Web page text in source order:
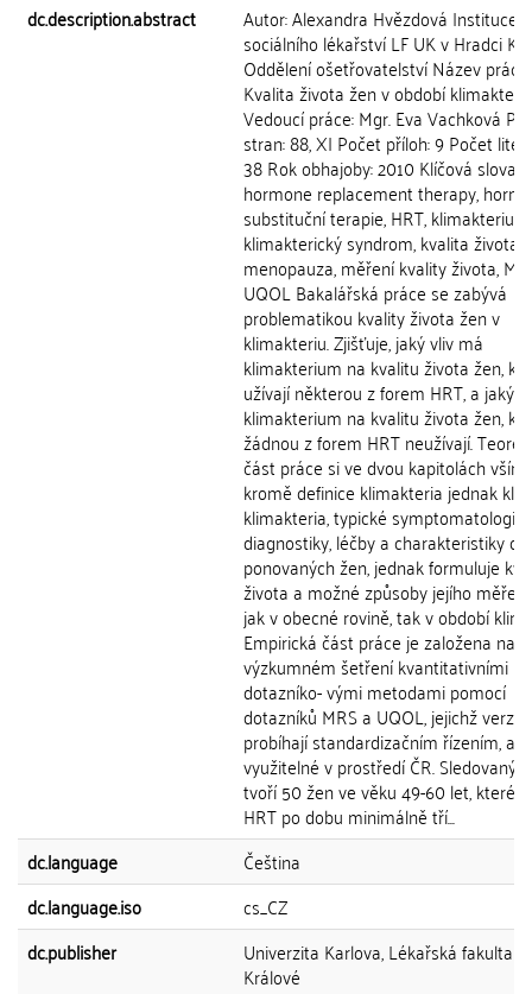
dc.description.abstract
Autor: Alexandra Hvězdová Instituce:
sociálního lékařství LF UK v Hradci
Oddělení ošetřovatelství Název práce:
Kvalita života žen v období klimakteria
Vedoucí práce: Mgr. Eva Vachková
stran: 88, XI Počet příloh: 9 Počet
38 Rok obhajoby: 2010 Klíčová slova:
hormone replacement therapy,
substituční terapie, HRT, klimakterium,
klimakterický syndrom, kvalita života,
menopauza, měření kvality života,
UQOL Bakalářská práce se zabývá
problematikou kvality života žen v
klimakteriu. Zjišťuje, jaký vliv má
klimakterium na kvalitu života žen,
užívají některou z forem HRT, a jaký
klimakterium na kvalitu života žen,
žádnou z forem HRT neužívají.
část práce si ve dvou kapitolách
kromě definice klimakteria jednak
klimakteria, typické symptomatologie,
diagnostiky, léčby a charakteristiky
ponovaných žen, jednak formuluje
života a možné způsoby jejího
jak v obecné rovině, tak v období
Empirická část práce je založena na
výzkumném šetření kvantitativními
dotazníko- vými metodami pomocí
dotazníků MRS a UQOL, jejichž verze
probíhají standardizačním řízením,
využitelné v prostředí ČR. Sledovaný
tvoří 50 žen ve věku 49-60 let, které
HRT po dobu minimálně tří...
dc.language
Čeština
dc.language.iso
cs_CZ
dc.publisher
Univerzita Karlova, Lékařská fakulta
Králové